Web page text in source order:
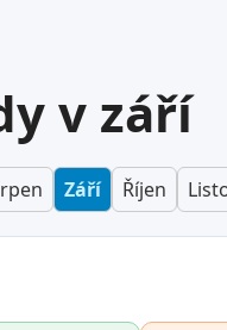
v září
Září Říjen